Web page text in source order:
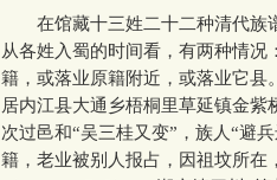
在馆藏十三姓二十二种清代族
从各姓入蜀的时间看，有两种情况
籍，或落业原籍附近，或落业它县
居内江县大通乡梧桐里草延镇金紫
次过邑和“吴三桂又变”，族人“避
籍，老业被别人报占，因祖坟所在